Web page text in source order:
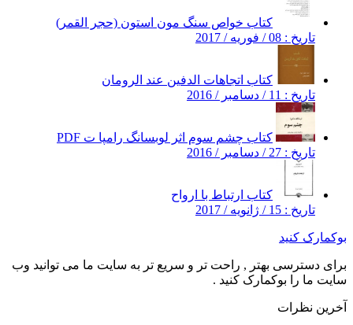
کتاب خواص سنگ مون استون (حجر القمر)
تاریخ : 08 / فوریه / 2017
کتاب اتجاهات الدفين عند الرومان
تاریخ : 11 / دسامبر / 2016
کتاب چشم سوم اثر لوبسانگ رامپا ت PDF
تاریخ : 27 / دسامبر / 2016
کتاب ارتباط با ارواح
تاریخ : 15 / ژانویه / 2017
بوکمارک کنید
برای دسترسی بهتر , راحت تر و سریع تر به سایت ما می توانید وب
سایت ما را بوکمارک کنید .
آخرین نظرات